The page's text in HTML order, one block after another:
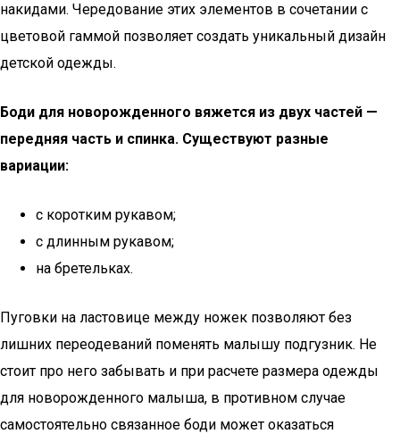
накидами. Чередование этих элементов в сочетании с
цветовой гаммой позволяет создать уникальный дизайн
детской одежды.
Боди для новорожденного вяжется из двух частей —
передняя часть и спинка. Существуют разные
вариации:
с коротким рукавом;
с длинным рукавом;
на бретельках.
Пуговки на ластовице между ножек позволяют без
лишних переодеваний поменять малышу подгузник. Не
стоит про него забывать и при расчете размера одежды
для новорожденного малыша, в противном случае
самостоятельно связанное боди может оказаться